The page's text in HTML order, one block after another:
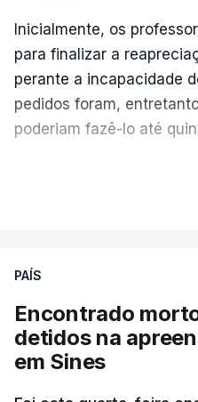
Inicialmente, os
para finalizar a
perante a incapacidade
pedidos foram,
poderiam fazê-lo até
No domingo, estavam
cento dos mais de 20 mil
mas Cristina Mota,
Pública, tem dúvidas de
PAÍS
Encontrado
detidos na
em Sines